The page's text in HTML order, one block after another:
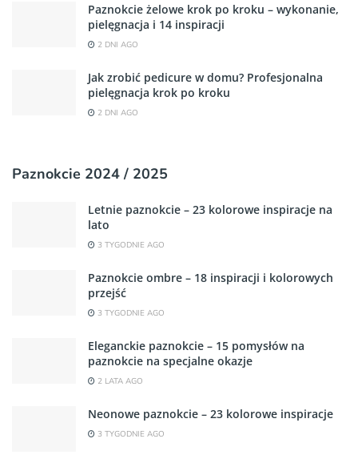
Paznokcie żelowe krok po kroku – wykonanie,
pielęgnacja i 14 inspiracji
2 DNI AGO
Jak zrobić pedicure w domu? Profesjonalna
pielęgnacja krok po kroku
2 DNI AGO
Paznokcie 2024 / 2025
Letnie paznokcie – 23 kolorowe inspiracje na
lato
3 TYGODNIE AGO
Paznokcie ombre – 18 inspiracji i kolorowych
przejść
3 TYGODNIE AGO
Eleganckie paznokcie – 15 pomysłów na
paznokcie na specjalne okazje
2 LATA AGO
Neonowe paznokcie – 23 kolorowe inspiracje
3 TYGODNIE AGO